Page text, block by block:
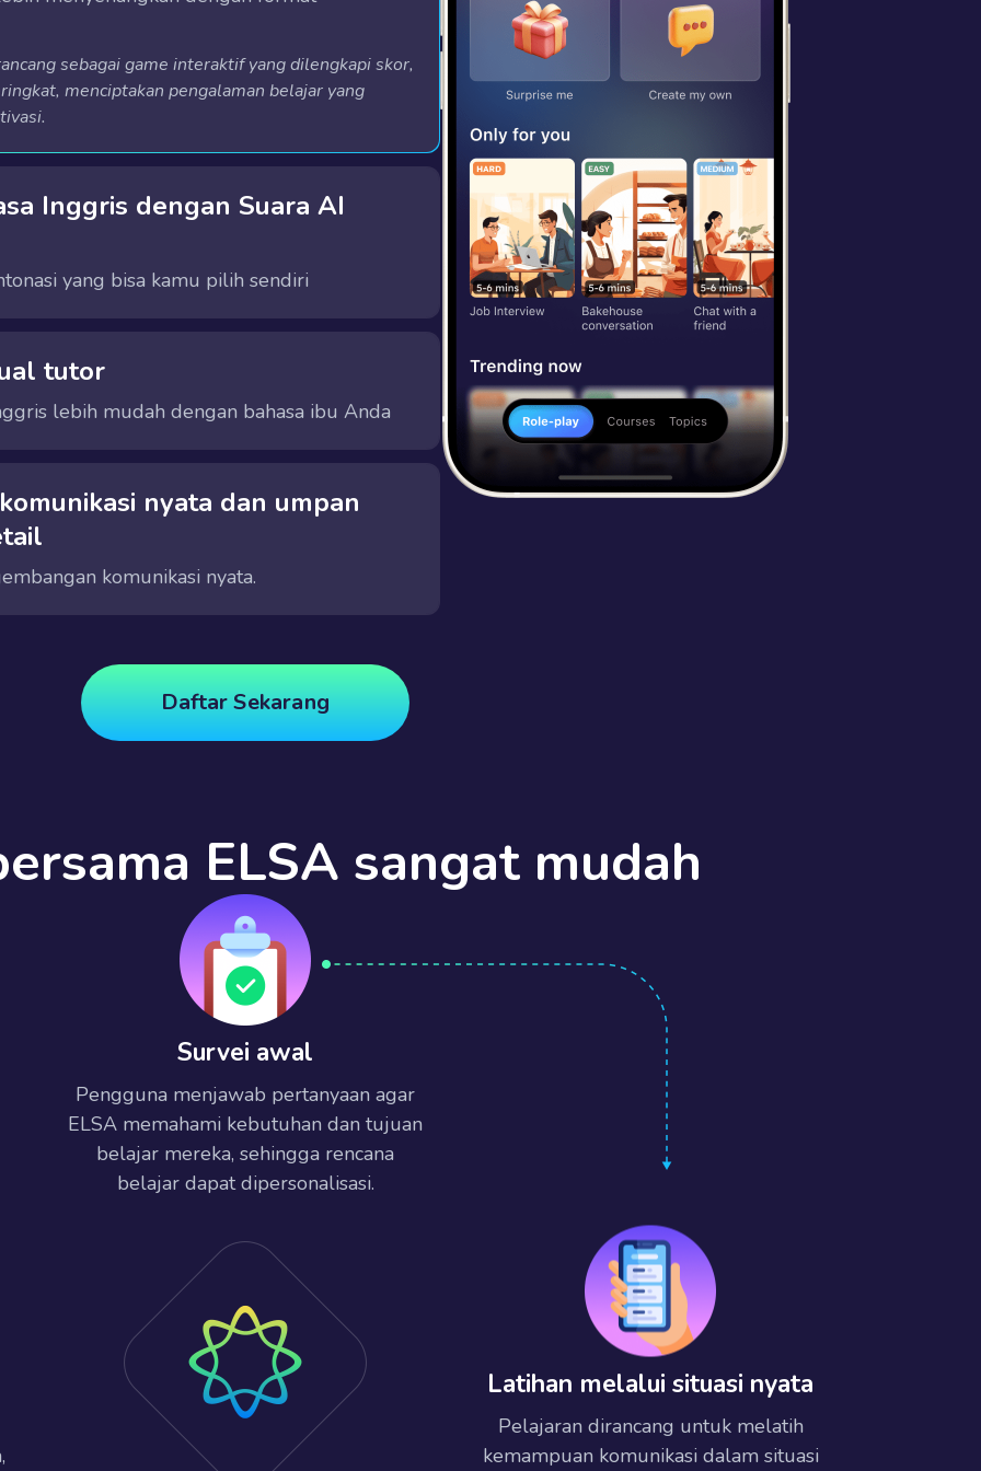
sebagai game interaktif yang dilengkapi skor,
menciptakan pengalaman belajar yang
Inggris dengan Suara AI
yang bisa kamu pilih sendiri
tutor
lebih mudah dengan bahasa ibu Anda
nyata dan umpan
komunikasi nyata.
Daftar Sekarang
ELSA sangat mudah
Survei awal
Pengguna menjawab pertanyaan agar
ELSA memahami kebutuhan dan tujuan
belajar mereka, sehingga rencana
belajar dapat dipersonalisasi.
Latihan melalui situasi nyata
Pelajaran dirancang untuk melatih
kemampuan komunikasi dalam situasi